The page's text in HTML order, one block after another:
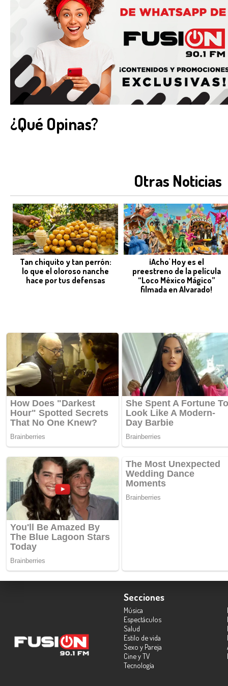
¿Qué Opinas?
Otras Noticias
Tan chiquito y tan perrón:
lo que el oloroso nanche
hace por tus defensas
¡Acho' Hoy es el
preestreno de la película
“Loco México Mágico”
filmada en Alvarado!
Secciones
Música
Espectáculos
Salud
Estilo de vida
Sexo y Pareja
Cine y TV
Tecnología